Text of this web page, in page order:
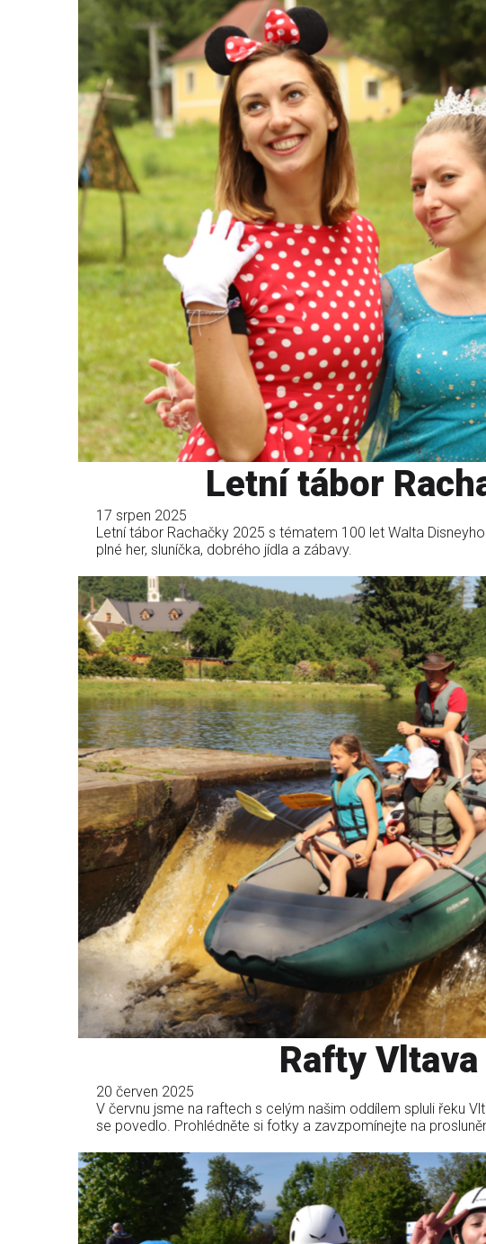
Letní tábor
17 srpen 2025
Letní tábor Rachačky 2025 s tématem 100 let Walta
plné her, sluníčka, dobrého jídla a zábavy.
Rafty
20 červen 2025
V červnu jsme na raftech s celým našim oddílem spluli řeku
se povedlo. Prohlédněte si fotky a zavzpomínejte na